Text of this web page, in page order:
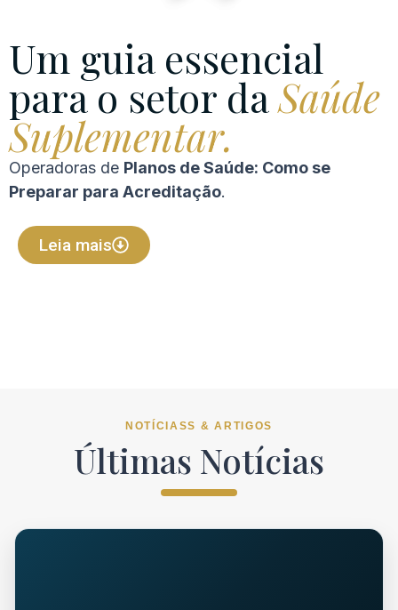
Um guia essencial
para o setor daSaúde
Suplementar.
Operadoras de Planos de Saúde: Como se
Preparar para Acreditação.
Leia mais
NOTÍCIASS & ARTIGOS
Últimas Notícias